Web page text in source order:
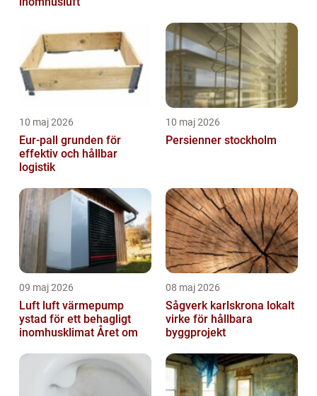
10 maj 2026
Eur-pall grunden för
effektiv och hållbar
logistik
10 maj 2026
Persienner stockholm
09 maj 2026
Luft luft värmepump
ystad för ett behagligt
inomhusklimat Året om
08 maj 2026
Sågverk karlskrona lokalt
virke för hållbara
byggprojekt